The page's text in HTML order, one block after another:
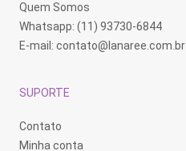
Quem Somos
Whatsapp: (11) 93730-6844
E-mail: contato@lanaree.com.br
SUPORTE
Contato
Minha conta